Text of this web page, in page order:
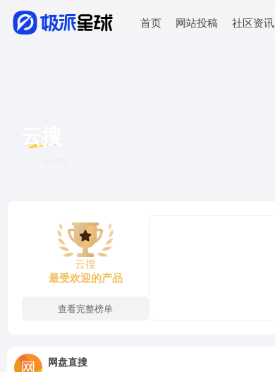
首页 网站投稿 社区资讯
云搜
云搜
最受欢迎的产品
查看完整榜单
网盘直搜